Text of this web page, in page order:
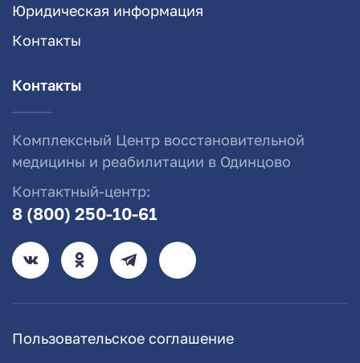
Юридическая информация
Контакты
Контакты
Комплексный Центр восстановительной
медицины и реабилитации в Одинцово
Контактный-центр:
8 (800) 250-10-61
Пользовательское соглашение